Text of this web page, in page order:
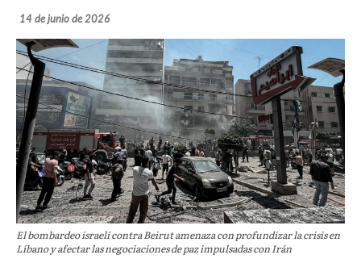
14 de junio de 2026
El bombardeo israelí contra Beirut amenaza con profundizar la crisis en
Líbano y afectar las negociaciones de paz impulsadas con Irán